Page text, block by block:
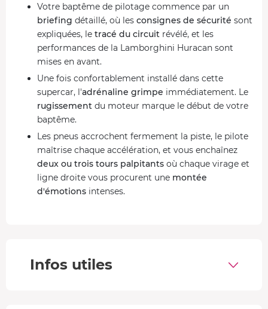
Votre baptême de pilotage commence par un
briefing détaillé, où les consignes de sécurité sont
expliquées, le tracé du circuit révélé, et les
performances de la Lamborghini Huracan sont
mises en avant.
Une fois confortablement installé dans cette
supercar, l'adrénaline grimpe immédiatement. Le
rugissement du moteur marque le début de votre
baptême.
Les pneus accrochent fermement la piste, le pilote
maîtrise chaque accélération, et vous enchaînez
deux ou trois tours palpitants où chaque virage et
ligne droite vous procurent une montée
d'émotions intenses.
La puissante Lamborghini Huracan
Infos utiles